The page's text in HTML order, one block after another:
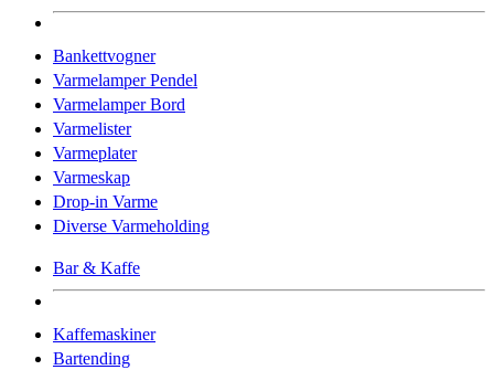
Bankettvogner
Varmelamper Pendel
Varmelamper Bord
Varmelister
Varmeplater
Varmeskap
Drop-in Varme
Diverse Varmeholding
Bar & Kaffe
Kaffemaskiner
Bartending